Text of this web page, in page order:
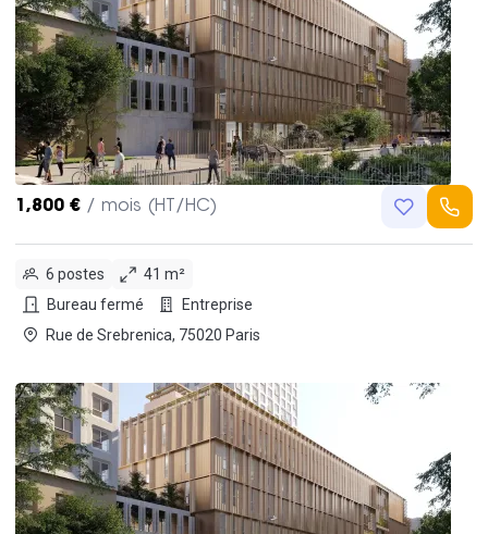
1,800 € / mois (HT/HC)
6 postes
41 m²
Bureau fermé
Entreprise
Rue de Srebrenica, 75020 Paris